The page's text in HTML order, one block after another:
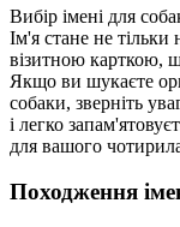
Вибір імені для
Ім'я стане не
візитною карткою,
Якщо ви шукаєте
собаки, зверніть
і легко
для вашого
Походження